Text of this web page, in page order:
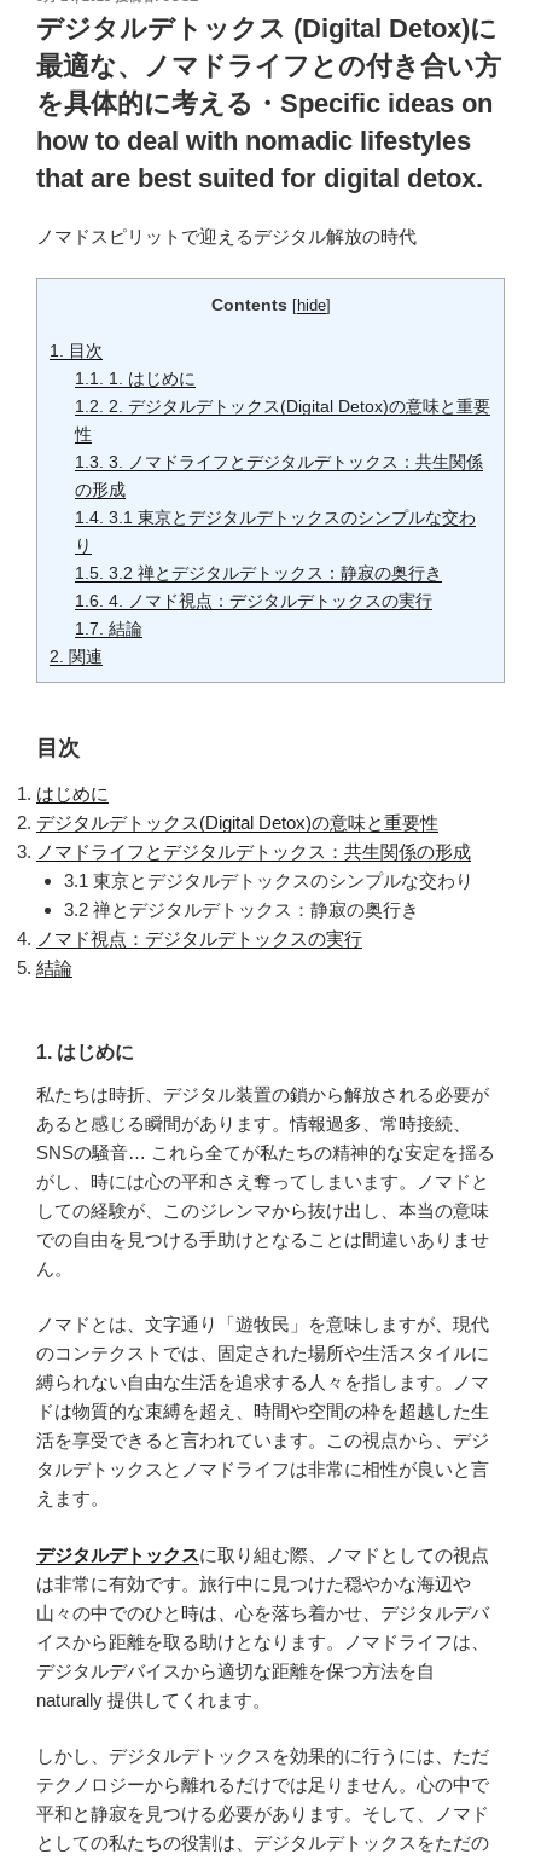
稿
日:
デジタルデトックス (Digital Detox)に
最適な、ノマドライフとの付き合い方
を具体的に考える・Specific ideas on
how to deal with nomadic lifestyles
that are best suited for digital detox.
ノマドスピリットで迎えるデジタル解放の時代
Contents [hide]
1.
目次
1.1.
1. はじめに
1.2.
2. デジタルデトックス(Digital Detox)の意味と重要
性
1.3. 3. ノマドライフとデジタルデトックス：共生関係
の形成
1.4. 3.1 東京とデジタルデトックスのシンプルな交わ
り
1.5. 3.2 禅とデジタルデトックス：静寂の奥行き
1.6. 4. ノマド視点：デジタルデトックスの実行
1.7. 結論
2. 関連
目次
はじめに
デジタルデトックス(Digital Detox)の意味と重要性
ノマドライフとデジタルデトックス：共生関係の形成
3.1 東京とデジタルデトックスのシンプルな交わり
3.2 禅とデジタルデトックス：静寂の奥行き
ノマド視点：デジタルデトックスの実行
結論
1. はじめに
私たちは時折、デジタル装置の鎖から解放される必要が
あると感じる瞬間があります。情報過多、常時接続、
SNSの騒音… これら全てが私たちの精神的な安定を揺る
がし、時には心の平和さえ奪ってしまいます。ノマドと
しての経験が、このジレンマから抜け出し、本当の意味
での自由を見つける手助けとなることは間違いありませ
ん。
ノマドとは、文字通り「遊牧民」を意味しますが、現代
のコンテクストでは、固定された場所や生活スタイルに
縛られない自由な生活を追求する人々を指します。ノマ
ドは物質的な束縛を超え、時間や空間の枠を超越した生
活を享受できると言われています。この視点から、デジ
タルデトックスとノマドライフは非常に相性が良いと言
えます。
デジタルデトックスに取り組む際、ノマドとしての視点
は非常に有効です。旅行中に見つけた穏やかな海辺や
山々の中でのひと時は、心を落ち着かせ、デジタルデバ
イスから距離を取る助けとなります。ノマドライフは、
デジタルデバイスから適切な距離を保つ方法を自
naturally 提供してくれます。
しかし、デジタルデトックスを効果的に行うには、ただ
テクノロジーから離れるだけでは足りません。心の中で
平和と静寂を見つける必要があります。そして、ノマド
としての私たちの役割は、デジタルデトックスをただの